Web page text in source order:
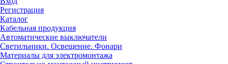
Регистрация
Каталог
Кабельная продукция
Автоматические выключатели
Светильники. Освещение. Фонари
Материалы для электромонтажа